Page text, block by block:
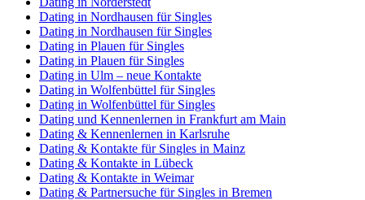
Dating in Nordhausen für Singles
Dating in Nordhausen für Singles
Dating in Plauen für Singles
Dating in Plauen für Singles
Dating in Ulm – neue Kontakte
Dating in Wolfenbüttel für Singles
Dating in Wolfenbüttel für Singles
Dating und Kennenlernen in Frankfurt am Main
Dating & Kennenlernen in Karlsruhe
Dating & Kontakte für Singles in Mainz
Dating & Kontakte in Lübeck
Dating & Kontakte in Weimar
Dating & Partnersuche für Singles in Bremen